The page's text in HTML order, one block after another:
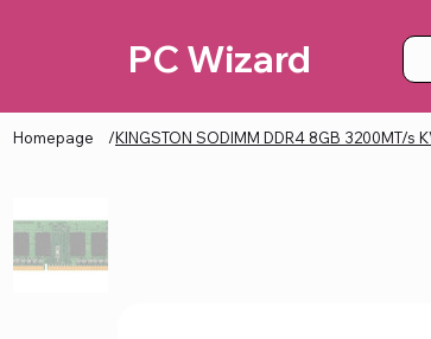
PC Wizard
Homepage /KINGSTON SODIMM DDR4 8GB 3200MT/s